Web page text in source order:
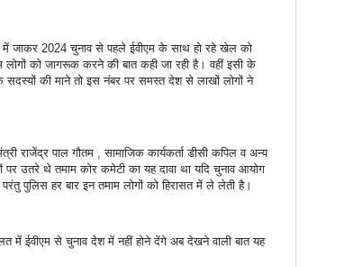
जाकर 2024 चुनाव से पहले ईवीएम के साथ हो रहे खेल को
को जागरूक करने की बात कही जा रही है। वहीं इसी के
की माने तो इस नंबर पर समस्त देश से लाखों लोगों ने
राजेंद्र पाल गौतम , सामाजिक कार्यकर्ता डीसी कपिल व अन्य
उतरे थे तमाम कोर कमेटी का यह दावा था यदि चुनाव आयोग
पुलिस हर बार इन तमाम लोगों को हिरासत में ले लेती है।
में ईवीएम से चुनाव देश में नहीं होने देंगे अब देखने वाली बात यह